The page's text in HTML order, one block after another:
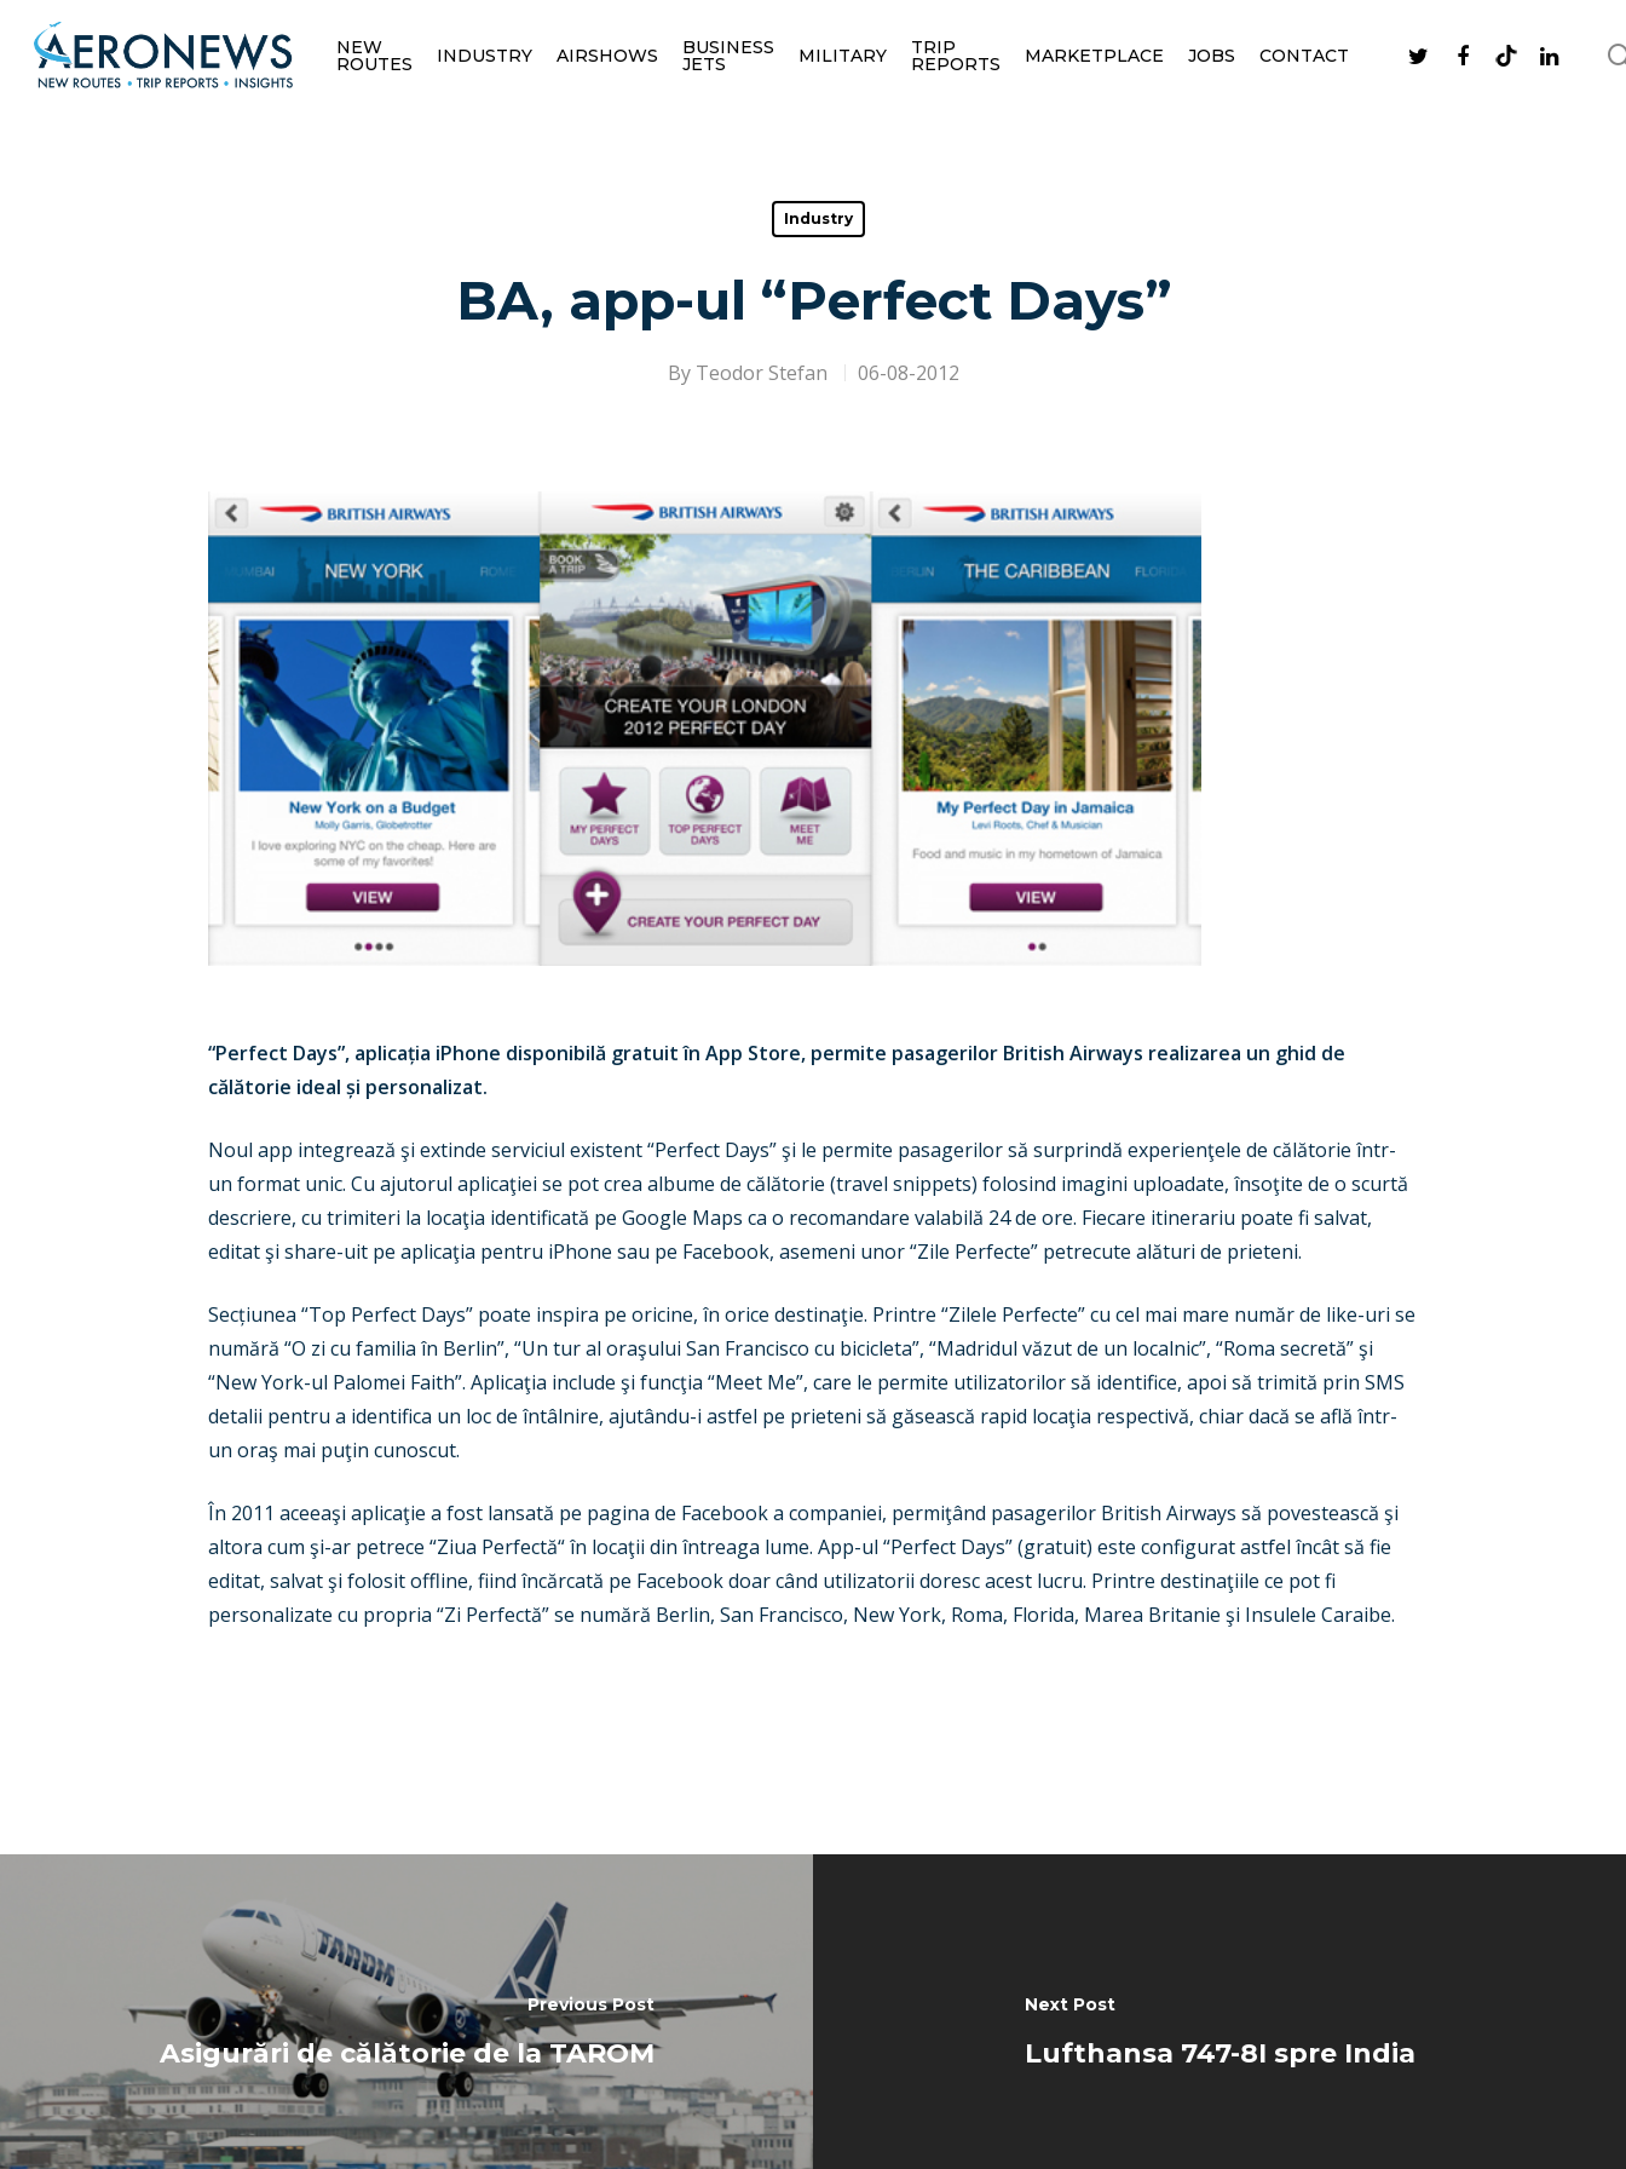
Hit enter to search or ESC to close
NEW
ROUTES INDUSTRY AIRSHOWS BUSINESS
JETS MILITARY TRIP
REPORTS MARKETPLACE JOBS CONTACT
Industry
BA, app-ul “Perfect Days”
By Teodor Stefan 06-08-2012
“Perfect Days”, aplicația iPhone disponibilă gratuit în App Store, permite pasagerilor British Airways realizarea un ghid de
călătorie ideal și personalizat.
Noul app integrează şi extinde serviciul existent “Perfect Days” şi le permite pasagerilor să surprindă experienţele de călătorie într-
un format unic. Cu ajutorul aplicaţiei se pot crea albume de călătorie (travel snippets) folosind imagini uploadate, însoţite de o scurtă
descriere, cu trimiteri la locaţia identificată pe Google Maps ca o recomandare valabilă 24 de ore. Fiecare itinerariu poate fi salvat,
editat şi share-uit pe aplicaţia pentru iPhone sau pe Facebook, asemeni unor “Zile Perfecte” petrecute alături de prieteni.
Secțiunea “Top Perfect Days” poate inspira pe oricine, în orice destinaţie. Printre “Zilele Perfecte” cu cel mai mare număr de like-uri se
numără “O zi cu familia în Berlin”, “Un tur al oraşului San Francisco cu bicicleta”, “Madridul văzut de un localnic”, “Roma secretă” şi
“New York-ul Palomei Faith”. Aplicaţia include şi funcţia “Meet Me”, care le permite utilizatorilor să identifice, apoi să trimită prin SMS
detalii pentru a identifica un loc de întâlnire, ajutându-i astfel pe prieteni să găsească rapid locaţia respectivă, chiar dacă se află într-
un oraş mai puţin cunoscut.
În 2011 aceeaşi aplicaţie a fost lansată pe pagina de Facebook a companiei, permiţând pasagerilor British Airways să povestească şi
altora cum şi-ar petrece “Ziua Perfectă“ în locaţii din întreaga lume. App-ul “Perfect Days” (gratuit) este configurat astfel încât să fie
editat, salvat şi folosit offline, fiind încărcată pe Facebook doar când utilizatorii doresc acest lucru. Printre destinaţiile ce pot fi
personalizate cu propria “Zi Perfectă” se numără Berlin, San Francisco, New York, Roma, Florida, Marea Britanie şi Insulele Caraibe.
Previous Post
Asigurări de călătorie de la TAROM
Next Post
Lufthansa 747-8I spre India